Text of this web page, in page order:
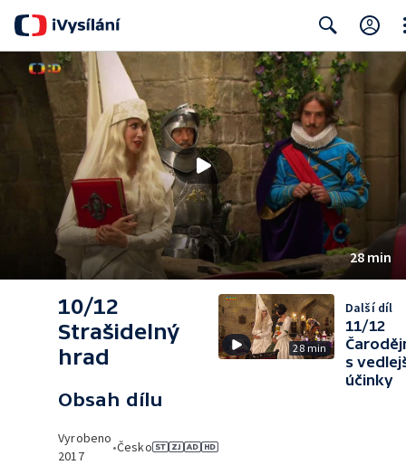
Search
28 min
10/12
Strašidelný
hrad
Obsah dílu
Vyrobeno
2017
•Česko
28 min
Další díl
11/12
s
účinky